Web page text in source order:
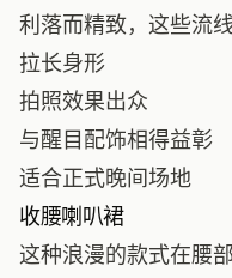
利落而精致，这些流线
拉长身形
拍照效果出众
与醒目配饰相得益彰
适合正式晚间场地
收腰喇叭裙
这种浪漫的款式在腰